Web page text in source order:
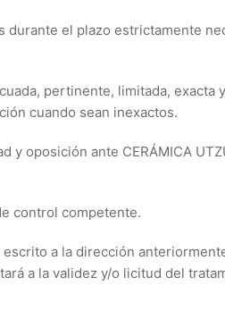
el plazo estrictamente
pertinente, limitada, exacta
cuando sean inexactos.
oposición ante CERÁMICA
control competente.
a la dirección
a la validez y/o licitud del